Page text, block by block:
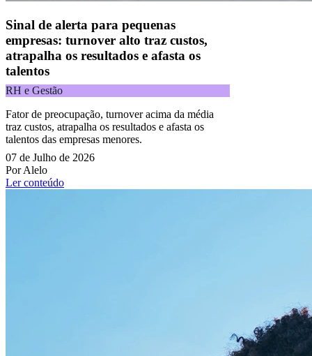
Sinal de alerta para pequenas
empresas: turnover alto traz custos,
atrapalha os resultados e afasta os
talentos
RH e Gestão
Fator de preocupação, turnover acima da média
traz custos, atrapalha os resultados e afasta os
talentos das empresas menores.
07 de Julho de 2026
Por Alelo
Ler conteúdo